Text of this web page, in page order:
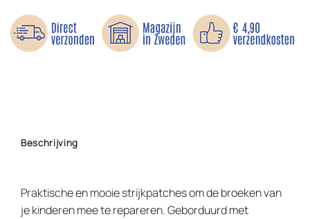
Beschrijving
Praktische en mooie strijkpatches om de broeken van
je kinderen mee te repareren. Geborduurd met